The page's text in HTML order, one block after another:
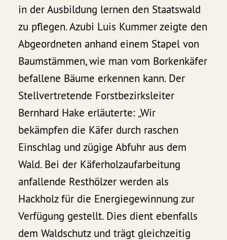
in der Ausbildung lernen den Staatswald
zu pflegen. Azubi Luis Kummer zeigte den
Abgeordneten anhand einem Stapel von
Baumstämmen, wie man vom Borkenkäfer
befallene Bäume erkennen kann. Der
Stellvertretende Forstbezirksleiter
Bernhard Hake erläuterte: „Wir
bekämpfen die Käfer durch raschen
Einschlag und zügige Abfuhr aus dem
Wald. Bei der Käferholzaufarbeitung
anfallende Resthölzer werden als
Hackholz für die Energiegewinnung zur
Verfügung gestellt. Dies dient ebenfalls
dem Waldschutz und trägt gleichzeitig